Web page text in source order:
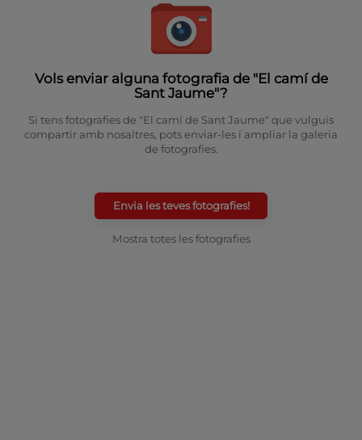
Vols enviar alguna fotografia de "El camí de
Sant Jaume"?
Si tens fotografies de "El camí de Sant Jaume" que vulguis
compartir amb nosaltres, pots enviar-les i ampliar la galeria
de fotografies.
Envia les teves fotografies!
Mostra totes les fotografies